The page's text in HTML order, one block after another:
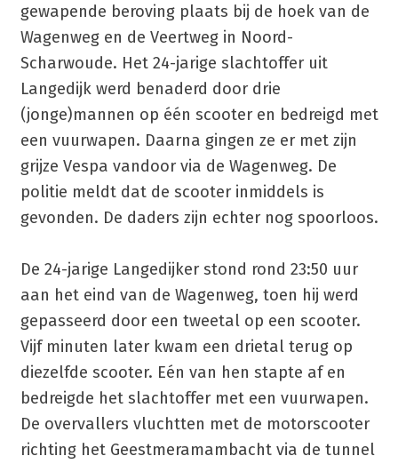
gewapende beroving plaats bij de hoek van de
Wagenweg en de Veertweg in Noord-
Scharwoude. Het 24-jarige slachtoffer uit
Langedijk werd benaderd door drie
(jonge)mannen op één scooter en bedreigd met
een vuurwapen. Daarna gingen ze er met zijn
grijze Vespa vandoor via de Wagenweg. De
politie meldt dat de scooter inmiddels is
gevonden. De daders zijn echter nog spoorloos.
De 24-jarige Langedijker stond rond 23:50 uur
aan het eind van de Wagenweg, toen hij werd
gepasseerd door een tweetal op een scooter.
Vijf minuten later kwam een drietal terug op
diezelfde scooter. Eén van hen stapte af en
bedreigde het slachtoffer met een vuurwapen.
De overvallers vluchtten met de motorscooter
richting het Geestmeramambacht via de tunnel